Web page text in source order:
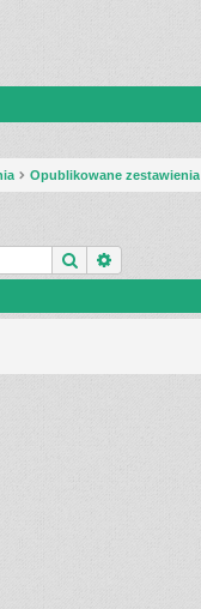
Opublikowane zestawienia
Szukaj